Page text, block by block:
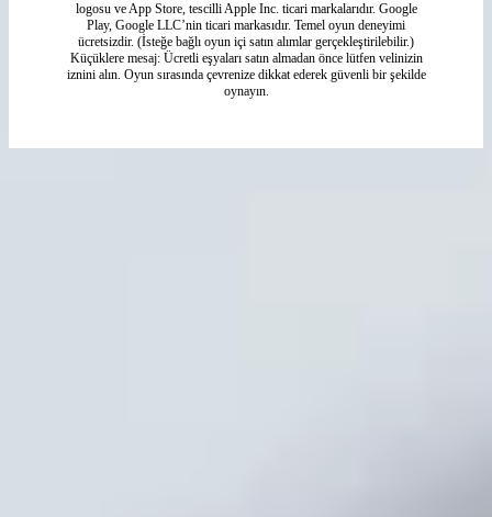
logosu ve App Store, tescilli Apple Inc. ticari markalarıdır. Google
Play, Google LLC’nin ticari markasıdır. Temel oyun deneyimi
ücretsizdir. (İsteğe bağlı oyun içi satın alımlar gerçekleştirilebilir.)
Küçüklere mesaj: Ücretli eşyaları satın almadan önce lütfen velinizin
iznini alın. Oyun sırasında çevrenize dikkat ederek güvenli bir şekilde
oynayın.